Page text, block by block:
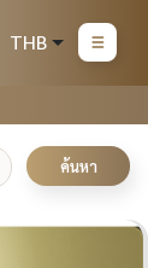
THB
ค้นหา